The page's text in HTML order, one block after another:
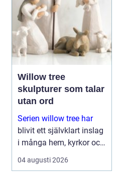
Willow tree
skulpturer som talar
utan ord
Serien willow tree har
blivit ett självklart inslag
i många hem, kyrkor och
arbetsrum. De stilla
figurerna utan ansikten
04 augusti 2026